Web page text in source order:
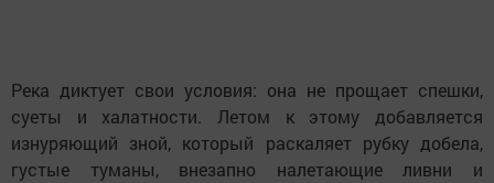
Река диктует свои условия: она не прощает спешки,
суеты и халатности. Летом к этому добавляется
изнуряющий зной, который раскаляет рубку добела,
густые туманы, внезапно налетающие ливни и